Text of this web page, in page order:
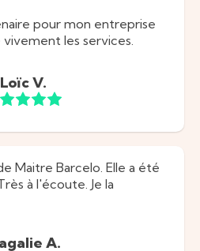
pour mon entreprise
les services.
Loïc V.
Maitre Barcelo. Elle a été
à l'écoute. Je la
A.